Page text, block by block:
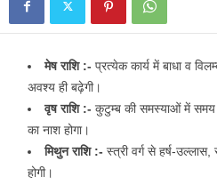
मेष राशि :- प्रत्येक कार्य में बाधा व
अवश्य ही बढ़ेगी।
वृष राशि :- कुटुम्ब की समस्याओं में समय
का नाश होगा।
मिथुन राशि :- स्त्री वर्ग से हर्ष-
होगी।